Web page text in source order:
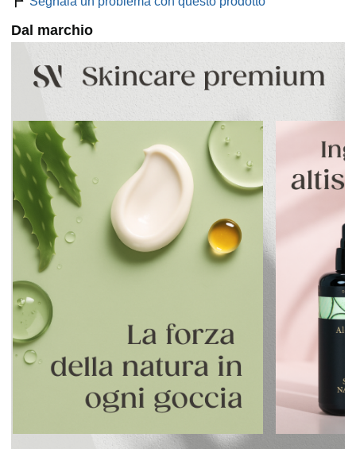
Dal marchio